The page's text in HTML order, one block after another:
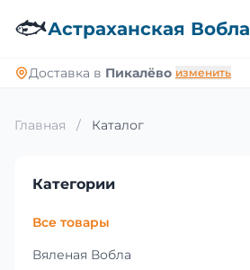
🐟Астраханская Вобла
Доставка в Пикалёво изменить
Главная / Каталог
Категории
Все товары
Вяленая Вобла